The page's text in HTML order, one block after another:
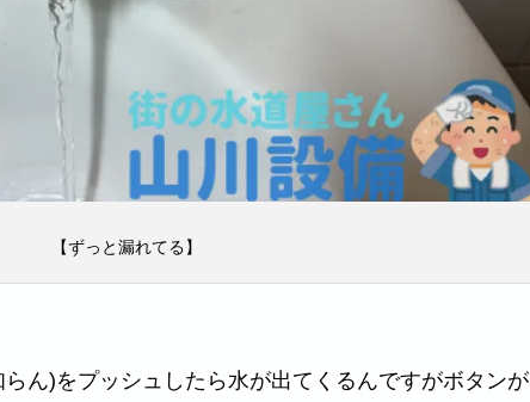
【ずっと漏れてる】
ん)をプッシュしたら水が出てくるんですがボタンが